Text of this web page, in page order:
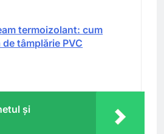
termoizolant: cum
tâmplărie PVC
şi